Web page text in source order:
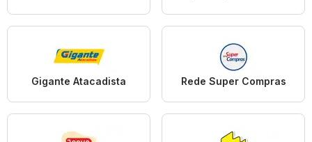
Gigante Atacadista Rede Super Compras